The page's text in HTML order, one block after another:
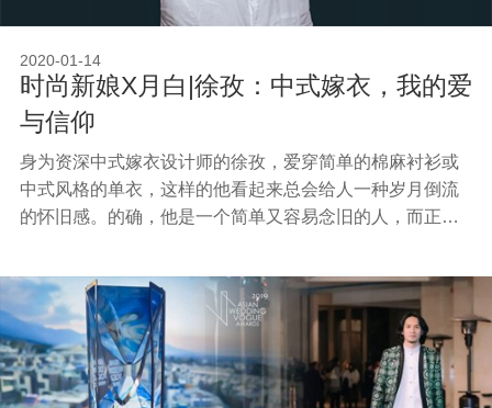
2020-01-14
时尚新娘X月白|徐孜：中式嫁衣，我的爱
与信仰
身为资深中式嫁衣设计师的徐孜，爱穿简单的棉麻衬衫或
中式风格的单衣，这样的他看起来总会给人一种岁月倒流
的怀旧感。的确，他是一个简单又容易念旧的人，而正是